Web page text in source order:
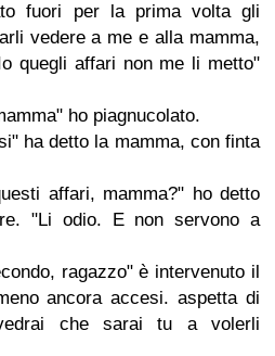
fuori per la prima volta gli
vedere a me e alla mamma,
quegli affari non me li metto"
ho piagnucolato.
ha detto la mamma, con finta
affari, mamma?" ho detto
"Li odio. E non servono a
ragazzo" è intervenuto il
ancora accesi. aspetta di
che sarai tu a volerli